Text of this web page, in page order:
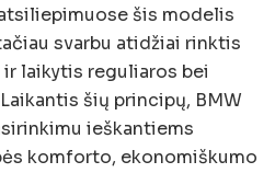
šis modelis
svarbu atidžiai rinktis
laikytis reguliaros bei
šių principų, BMW
ieškantiems
komforto, ekonomiškumo